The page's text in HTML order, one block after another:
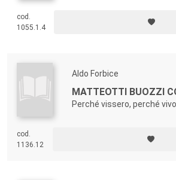
cod.
1055.1.4
Aldo Forbice
MATTEOTTI BUOZZI
Perché vissero, perché
cod.
1136.12